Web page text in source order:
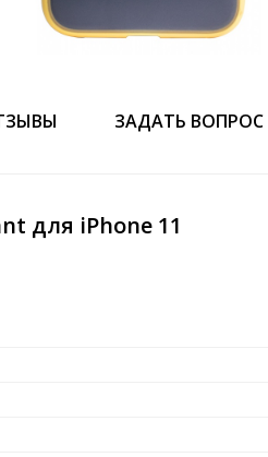
ЗАДАТЬ ВОПРОС
для iPhone 11